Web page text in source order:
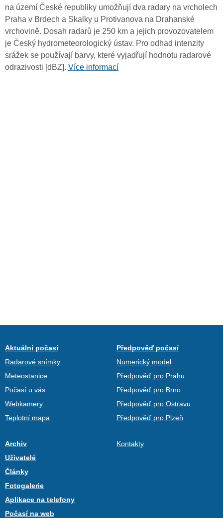
na území České republiky umožňují dva radary na vrcholech
Praha v Brdech a Skalky u Protivanova na Drahanské
vrchovině. Dosah radarů je 250 km a jejich provozovatelem
je Český hydrometeorologický ústav. Pro odhad intenzity
srážek se používají barvy, které vyjadřují hodnotu radarové
odrazivosti [dBZ]. Více informací
Aktuální počasí
Radarové snímky
Meteostanice
Počasí u vás
Webkamery
Teplotní mapa
Předpověď počasí
Numerický model
Předpověď pro Prahu
Předpověď pro Brno
Předpověď pro Ostravu
Předpověď pro Plzeň
Archiv
Uživatelé
Články
Fotogalerie
Aplikace na telefony
Počasí na web
Kontakty